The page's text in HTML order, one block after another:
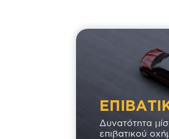
Δυνατότητα
επιβατικού